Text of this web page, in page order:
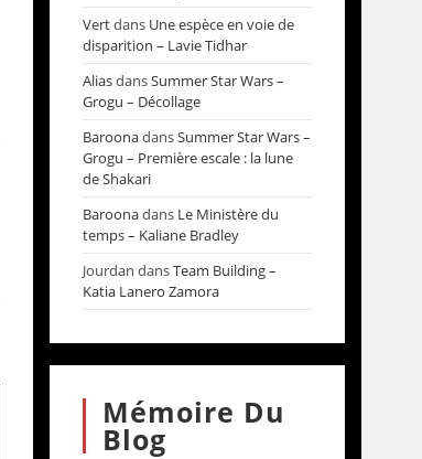
Vertdans Une espèce en voie de
disparition – Lavie Tidhar
AliasdansSummer Star Wars –
Grogu – Décollage
BaroonadansSummer Star Wars –
Grogu – Première escale : la lune
de Shakari
Baroonadans Le Ministère du
temps – Kaliane Bradley
Jourdan dansTeam Building –
Katia Lanero Zamora
Mémoire Du
Blog